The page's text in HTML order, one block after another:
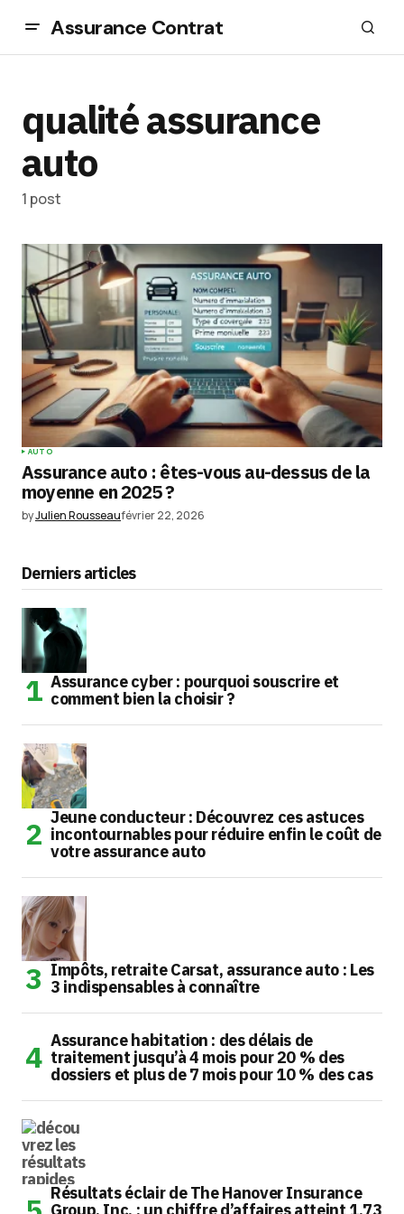
Assurance Contrat
qualité assurance
auto
1 post
AUTO
Assurance auto : êtes-vous au-dessus de la
moyenne en 2025 ?
byJulien Rousseaufévrier 22, 2026
Derniers articles
Assurance cyber : pourquoi souscrire et
comment bien la choisir ?
Jeune conducteur : Découvrez ces astuces
incontournables pour réduire enfin le coût de
votre assurance auto
Impôts, retraite Carsat, assurance auto : Les
3 indispensables à connaître
Assurance habitation : des délais de
traitement jusqu’à 4 mois pour 20 % des
dossiers et plus de 7 mois pour 10 % des cas
Résultats éclair de The Hanover Insurance